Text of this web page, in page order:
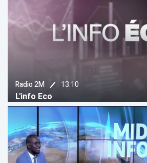
Radio 2M 13:10
L'info Eco